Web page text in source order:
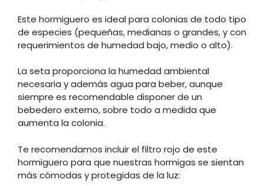
Este hormiguero es ideal para colonias de todo tipo
de especies (pequeñas, medianas o grandes, y con
requerimientos de humedad bajo, medio o alto).
La seta proporciona la humedad ambiental
necesaria y además agua para beber, aunque
siempre es recomendable disponer de un
bebedero externo, sobre todo a medida que
aumenta la colonia.
Te recomendamos incluir el filtro rojo de este
hormiguero para que nuestras hormigas se sientan
más cómodas y protegidas de la luz: